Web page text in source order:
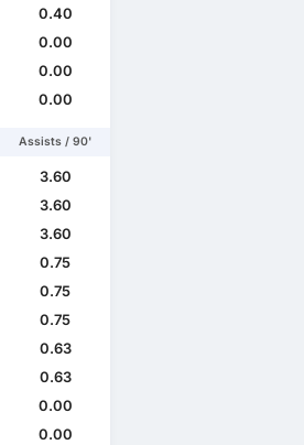
0.40
0.00
0.00
0.00
Assists / 90'
3.60
3.60
3.60
0.75
0.75
0.75
0.63
0.63
0.00
0.00